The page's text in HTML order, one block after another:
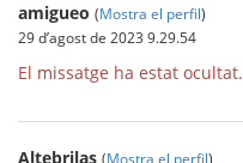
amigueo (Mostra el perfil)
29 d’agost de 2023 9.29.54
El missatge ha estat ocultat.
Altebrilas (Mostra el perfil)